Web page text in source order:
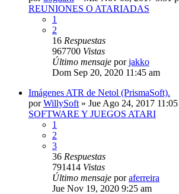
REUNIONES O ATARIADAS
1
2
16 Respuestas
967700 Vistas
Último mensaje porjakko
Dom Sep 20, 2020 11:45 am
Imágenes ATR de Netol (PrismaSoft).
porWillySoft » Jue Ago 24, 2017
SOFTWARE Y JUEGOS ATARI
1
2
3
36 Respuestas
791414 Vistas
Último mensaje poraferreira
Jue Nov 19, 2020 9:25 am